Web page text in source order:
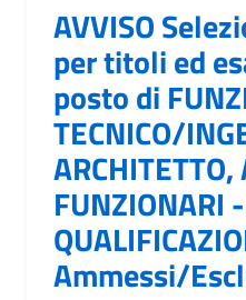
AVVISO
per titoli ed
posto di
TECNICO/
ARCHITETTO,
FUNZIONARI
Ammessi/